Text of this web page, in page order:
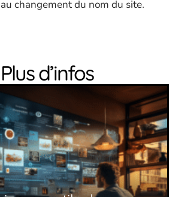
changement du nom du site.
Plus d’infos